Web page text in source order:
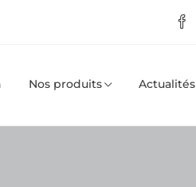
Nos produits Actualités